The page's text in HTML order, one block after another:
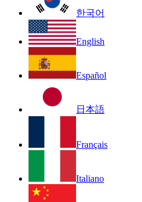
한국어
English
Español
日本語
Français
Italiano